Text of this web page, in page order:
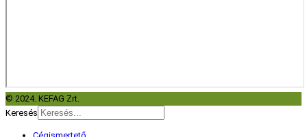
© 2024. KEFAG Zrt.
Keresés